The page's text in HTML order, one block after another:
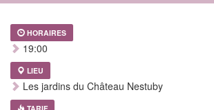
HORAIRES
19:00
LIEU
Les jardins du Château Nestuby